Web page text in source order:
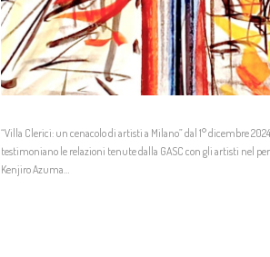
“Villa Clerici: un cenacolo di artisti a Milano” dal 1° dicembre
testimoniano le relazioni tenute dalla GASC con gli artisti nel
Kenjiro Azuma…